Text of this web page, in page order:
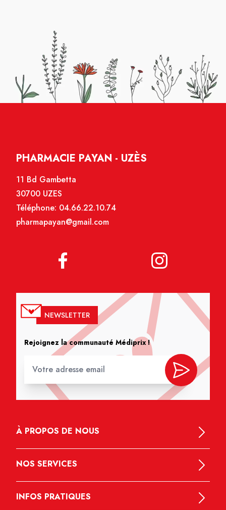
PHARMACIE PAYAN - UZÈS
11 Bd Gambetta
30700 UZES
Téléphone: 04.66.22.10.74
pharmapayan@gmail.com
NEWSLETTER
Rejoignez la communauté Médiprix !
À PROPOS DE NOUS
NOS SERVICES
INFOS PRATIQUES